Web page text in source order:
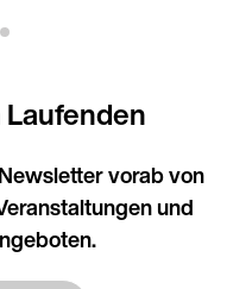
vorab von
und